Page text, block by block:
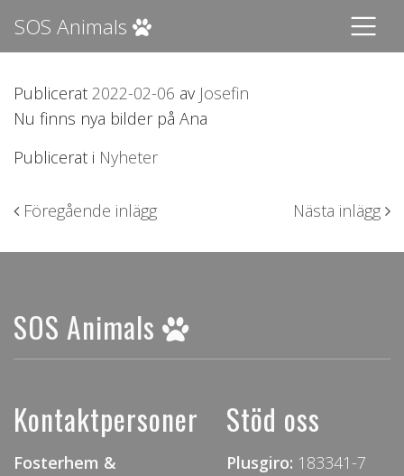
SOS Animals
Publicerat 2022-02-06 av Josefin
Nu finns nya bilder på Ana
Publicerat i Nyheter
Inläggsnavigering
Föregående inlägg Nästa inlägg
SOS Animals
Kontaktpersoner
Fosterhem &
Stöd oss
Plusgiro: 183341-7